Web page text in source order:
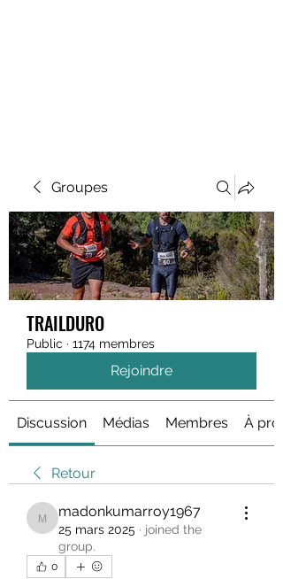
Groupes
TRAILDURO
Public · 1174 membres
Rejoindre
Discussion Médias Membres À
Retour
madonkumarroy1967
madonkumarroy1967
25 mars 2025 · joined the
group.
0